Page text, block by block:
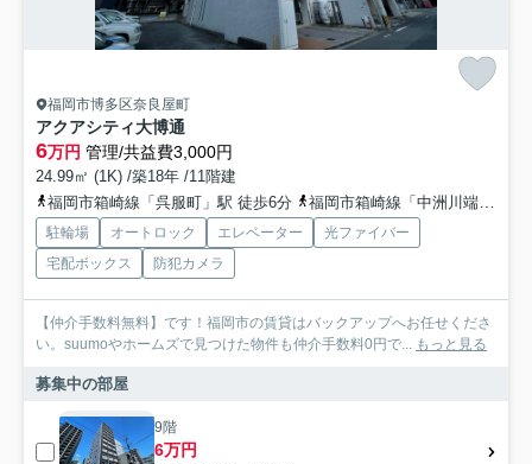
福岡市博多区奈良屋町
アクアシティ大博通
6万円 管理/共益費3,000円
24.99㎡ (1K) /築18年 /11階建
福岡市箱崎線「呉服町」駅 徒歩6分
福岡市箱崎線「中洲川端」駅 徒歩9分
駐輪場 オートロック エレベーター
光ファイバー
宅配ボックス
防犯カメラ
【仲介手数料無料】です！福岡市の賃貸はバックアップへお任せくださ
い。suumoやホームズで見つけた物件も仲介手数料0円で... もっと見る
募集中の部屋
9階
6万円